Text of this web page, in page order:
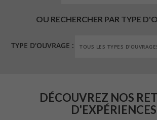
OU RECHERCHER PAR TYPE
TYPE D'OUVRAGE :
DÉCOUVREZ NOS
D'EXPÉRIENCES